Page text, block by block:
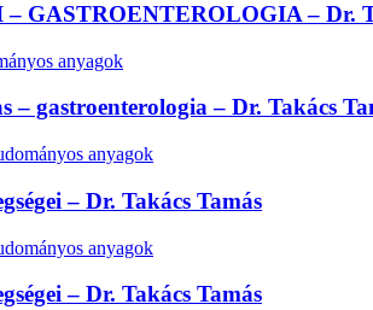
GASTROENTEROLOGIA – Dr.
anyagok
– gastroenterologia – Dr. Takács
anyagok
– Dr. Takács Tamás
anyagok
– Dr. Takács Tamás